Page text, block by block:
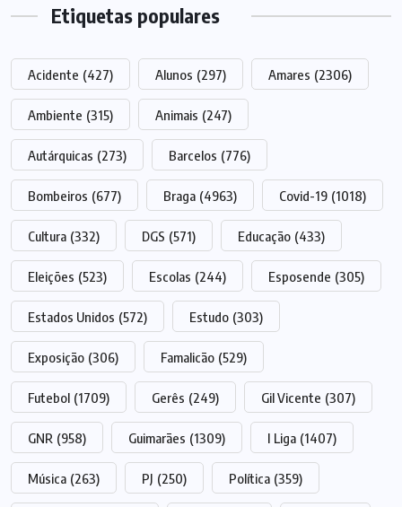
Etiquetas populares
Acidente (427) Alunos (297) Amares (2306)
Ambiente (315) Animais (247)
Autárquicas (273) Barcelos (776)
Bombeiros (677) Braga (4963) Covid-19 (1018)
Cultura (332) DGS (571) Educação (433)
Eleições (523) Escolas (244) Esposende (305)
Estados Unidos (572) Estudo (303)
Exposição (306) Famalicão (529)
Futebol (1709) Gerês (249) Gil Vicente (307)
GNR (958) Guimarães (1309) I Liga (1407)
Música (263) PJ (250) Política (359)